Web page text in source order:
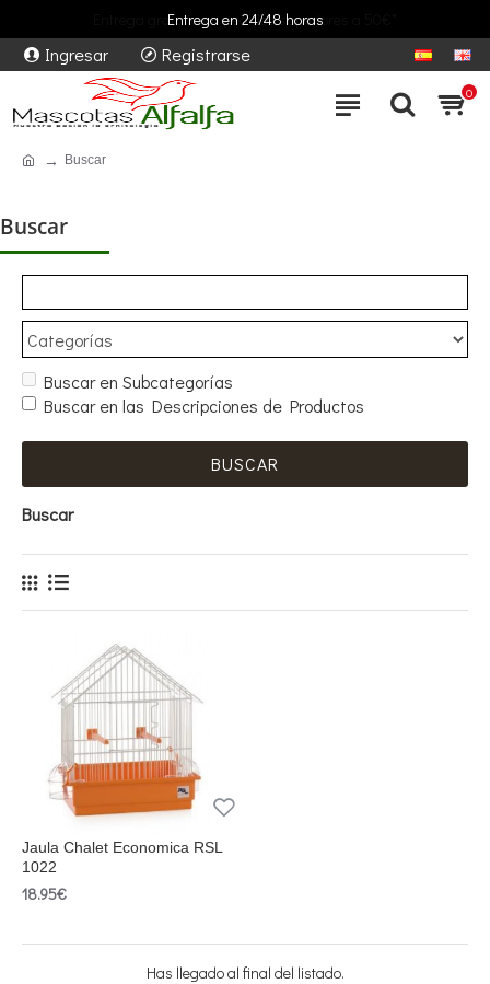
Entrega gratuita en pedidos superiores a 50€*
Entrega en 24/48 horas
Ingresar Registrarse
0
Buscar
Buscar
Buscar en Subcategorías
Buscar en las Descripciones de Productos
BUSCAR
Buscar
Jaula Chalet Economica RSL
1022
18.95€
Has llegado al final del listado.